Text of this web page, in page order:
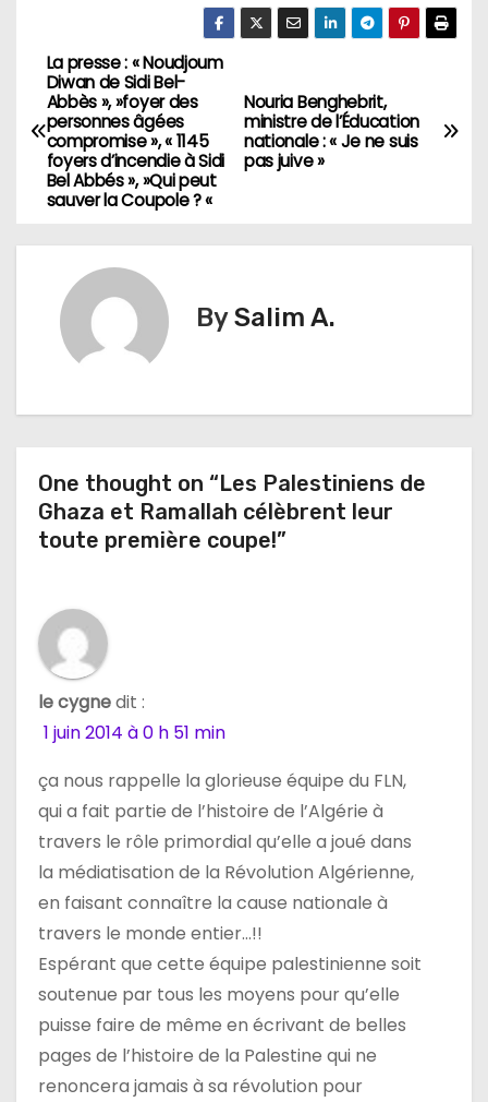
N
a
v
g
n
d
a
t
c
e
Nouria Benghebrit,
ministre de l’Éducation
nationale : « Je ne suis
pas juive »
La presse : « Noudjoum
Diwan de Sidi Bel-
Abbès », »foyer des
personnes âgées
compromise », « 1145
foyers d’incendie à Sidi
Bel Abbés », »Qui peut
sauver la Coupole ? «
BySalim A.
One thought on “Les Palestiniens de
Ghaza et Ramallah célèbrent leur
toute première coupe!”
le cygnedit :
1 juin 2014 à 0 h 51 min
ça nous rappelle la glorieuse équipe du FLN,
qui a fait partie de l’histoire de l’Algérie à
travers le rôle primordial qu’elle a joué dans
la médiatisation de la Révolution Algérienne,
en faisant connaître la cause nationale à
travers le monde entier…!!
Espérant que cette équipe palestinienne soit
soutenue par tous les moyens pour qu’elle
puisse faire de même en écrivant de belles
pages de l’histoire de la Palestine qui ne
renoncera jamais à sa révolution pour